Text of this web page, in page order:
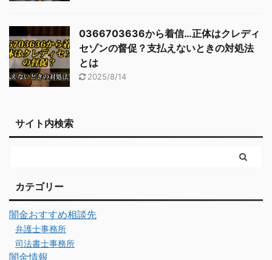
0366703636から着信…正体はクレディ
セゾンの督促？支払えないときの対処法
とは
2025/8/14
サイト内検索
カテゴリー
闇金おすすめ相談先
弁護士事務所
司法書士事務所
闇金情報